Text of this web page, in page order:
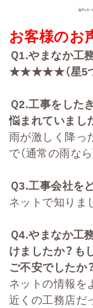
お客様のお
Ｑ1.やまなか工
★★★★★（星5
Ｑ2.工事をした
悩まれていまし
雨が激しく降っ
で（通常の雨な
Ｑ3.工事会社を
ネットで知りま
Ｑ4.やまなか工
けましたか？も
ご不安でしたか
ネットの情報を
近くの工務店だ